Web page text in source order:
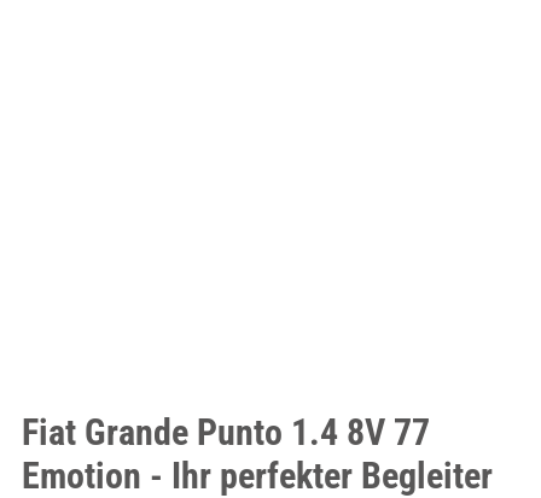
Fiat Grande Punto 1.4 8V 77
Emotion - Ihr perfekter Begleiter